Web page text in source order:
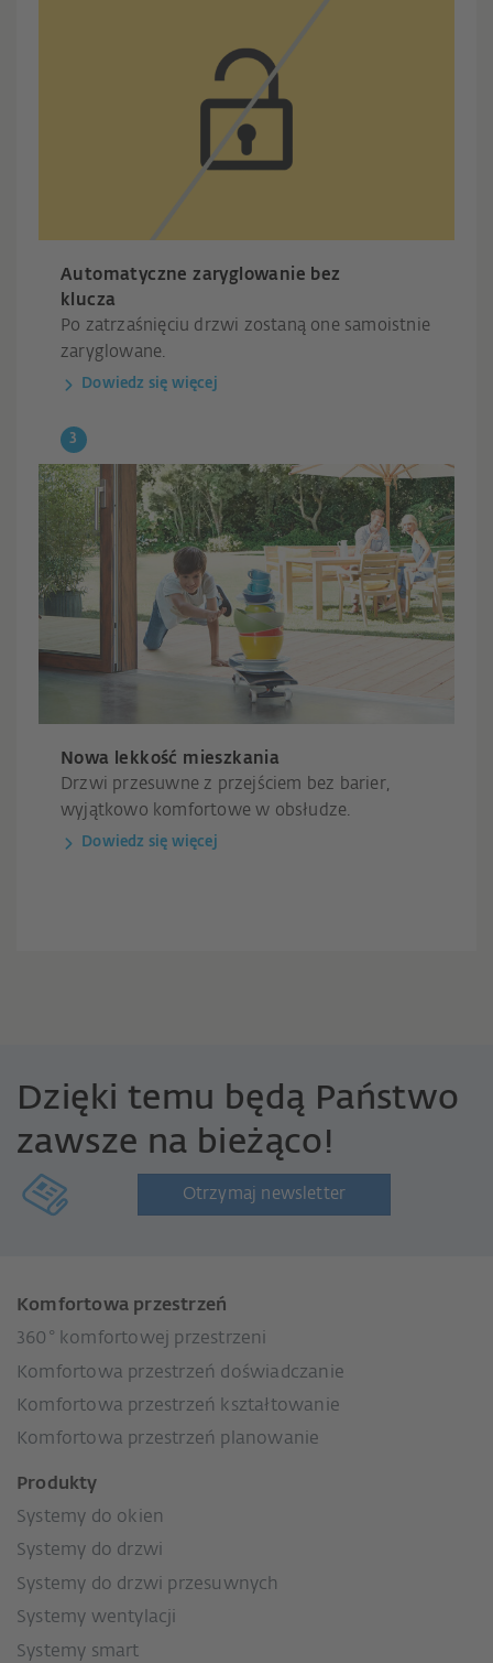
Automatyczne zaryglowanie bez
klucza
Po zatrzaśnięciu drzwi zostaną one samoistnie
zaryglowane.
Dowiedz się więcej
Nowa lekkość mieszkania
Drzwi przesuwne z przejściem bez barier,
wyjątkowo komfortowe w obsłudze.
Dowiedz się więcej
Dzięki temu będą Państwo
zawsze na bieżąco!
Otrzymaj newsletter
Komfortowa przestrzeń
360° komfortowej przestrzeni
Komfortowa przestrzeń doświadczanie
Komfortowa przestrzeń kształtowanie
Komfortowa przestrzeń planowanie
Produkty
Systemy do okien
Systemy do drzwi
Systemy do drzwi przesuwnych
Systemy wentylacji
Systemy smart